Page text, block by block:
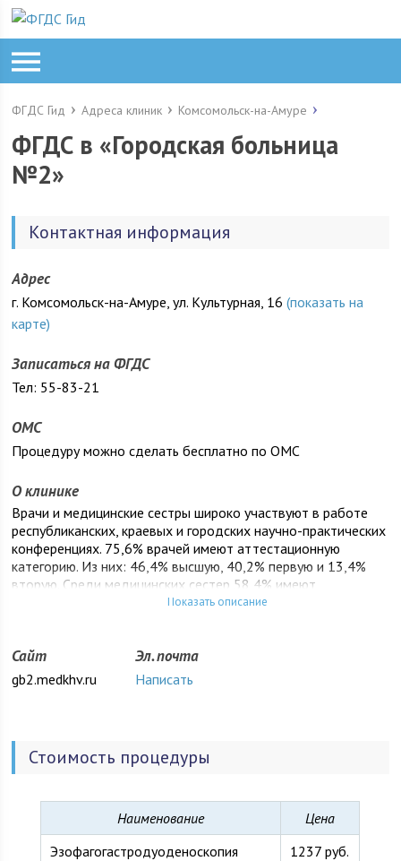
ФГДС Гид Адреса клиник Комсомольск-на-Амуре
ФГДС в «Городская больница
№2»
Контактная информация
Адрес
г. Комсомольск-на-Амуре, ул. Культурная, 16(показать на
карте)
Записаться на ФГДС
Тел: 55-83-21
ОМС
Процедуру можно сделать бесплатно по ОМС
О клинике
Врачи и медицинские сестры широко участвуют в работе
республиканских, краевых и городских научно-практических
конференциях. 75,6% врачей имеют аттестационную
категорию. Из них: 46,4% высшую, 40,2% первую и 13,4%
вторую. Среди медицинских сестер 58,4% имеют
квалификационную категорию, из них: 60,7% высшую, 22,2%
Коллектив больницы полон творческих сил и энергии и
задачи по внедрению Национального Проекта Российской
Показать описание
Сайт
gb2.medkhv.ru
Эл. почта
Написать
Стоимость процедуры
Наименование
Цена
Эзофагогастродуоденоскопия
1237 руб.